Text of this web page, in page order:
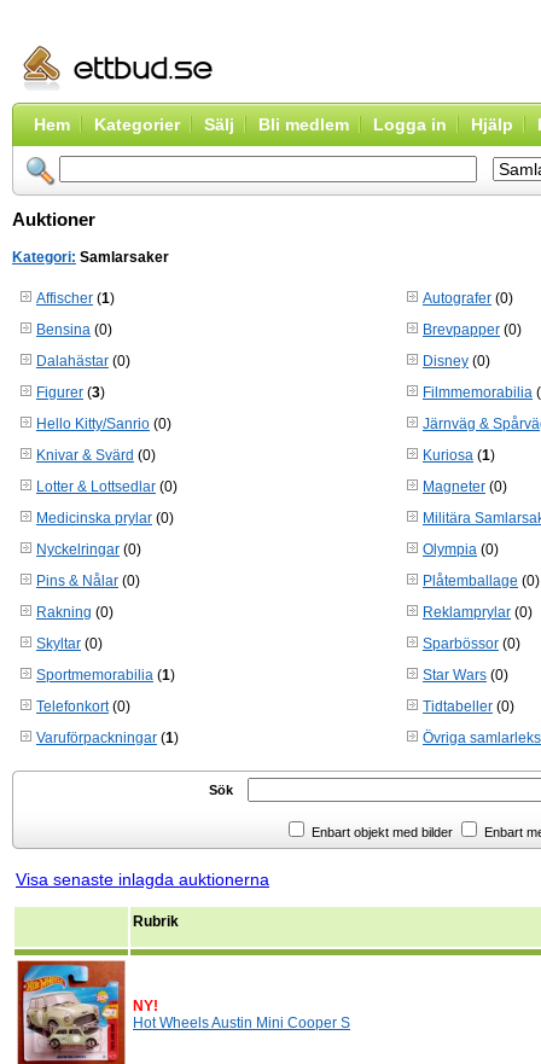
Hem Kategorier Sälj Bli medlem Logga in Hjälp
Auktioner
Kategori: Samlarsaker
Affischer (1) Autografer (0)
Bensina (0) Brevpapper (0)
Dalahästar (0) Disney (0)
Figurer (3) Filmmemorabilia
Hello Kitty/Sanrio (0)
Järnväg &
Knivar & Svärd (0) Kuriosa (1)
Lotter & Lottsedlar (0) Magneter (0)
Medicinska prylar (0)
Militära
Nyckelringar (0) Olympia (0)
Pins & Nålar (0) Plåtemballage (0)
Rakning (0) Reklamprylar (0)
Skyltar (0) Sparbössor (0)
Sportmemorabilia (1) Star Wars (0)
Telefonkort(0) Tidtabeller (0)
Varuförpackningar (1) Övriga
Sök
Enbart objekt med bilder Enbart
Visa senaste inlagda auktionerna
Rubrik
NY!
Hot Wheels Austin Mini Cooper S